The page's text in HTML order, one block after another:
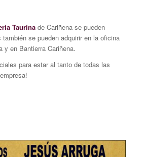
Taurinade Cariñena se pueden
también se pueden adquirir en la oficina
y en Bantierra Cariñena.
para estar al tanto de todas las